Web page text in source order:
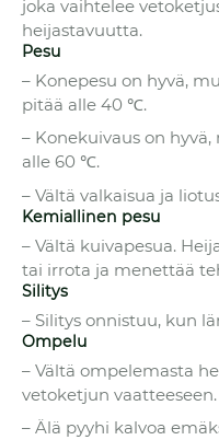
joka vaihtelee
heijastavuutta.
Pesu
– Konepesu on hyvä,
pitää alle 40 ℃.
– Konekuivaus on
alle 60 ℃.
– Vältä valkaisua ja
Kemiallinen pesu
– Vältä kuivapesua.
tai irrota ja menettää
Silitys
– Silitys onnistuu, kun
Ompelu
– Vältä ompelemasta
vetoketjun vaatteeseen.
– Älä pyyhi kalvoa